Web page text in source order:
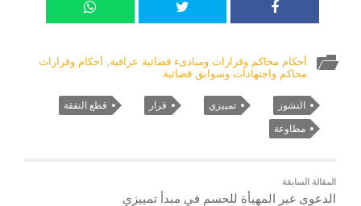
أحكام محاكم وقرارات ومبادىء قضائية عراقية
أحكام وقرارات
محاكم واجتهادات وسوابق قضائية
النشوز تمييزي قرار قطع النفقة
مطاوعة
المقالة السابقة
الدعوى غير المهيأة للحسم في مبدأ تمييزي